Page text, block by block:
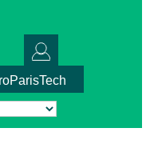
Translate